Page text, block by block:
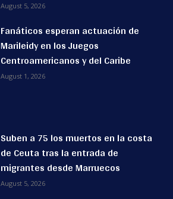
August 5, 2026
Fanáticos esperan actuación de
Marileidy en los Juegos
Centroamericanos y del Caribe
August 1, 2026
Suben a 75 los muertos en la costa
de Ceuta tras la entrada de
migrantes desde Marruecos
August 5, 2026